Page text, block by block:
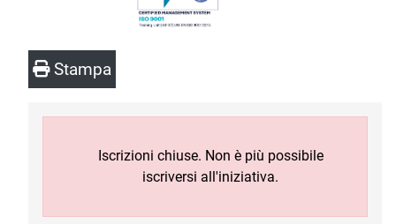
Stampa
Iscrizioni chiuse. Non è più possibile
iscriversi all'iniziativa.